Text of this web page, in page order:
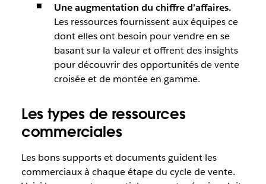
Une augmentation du chiffre d'affaires.
Les ressources fournissent aux équipes ce
dont elles ont besoin pour vendre en se
basant sur la valeur et offrent des insights
pour découvrir des opportunités de vente
croisée et de montée en gamme.
Les types de ressources
commerciales
Les bons supports et documents guident les
commerciaux à chaque étape du cycle de vente.